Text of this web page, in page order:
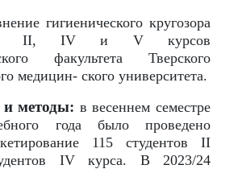
гигиенического кругозора
II, IV и V курсов
факультета Тверского
медицин- ского университета.
и методы: в весеннем семестре
года было проведено
115 студентов II
IV курса. В 2023/24